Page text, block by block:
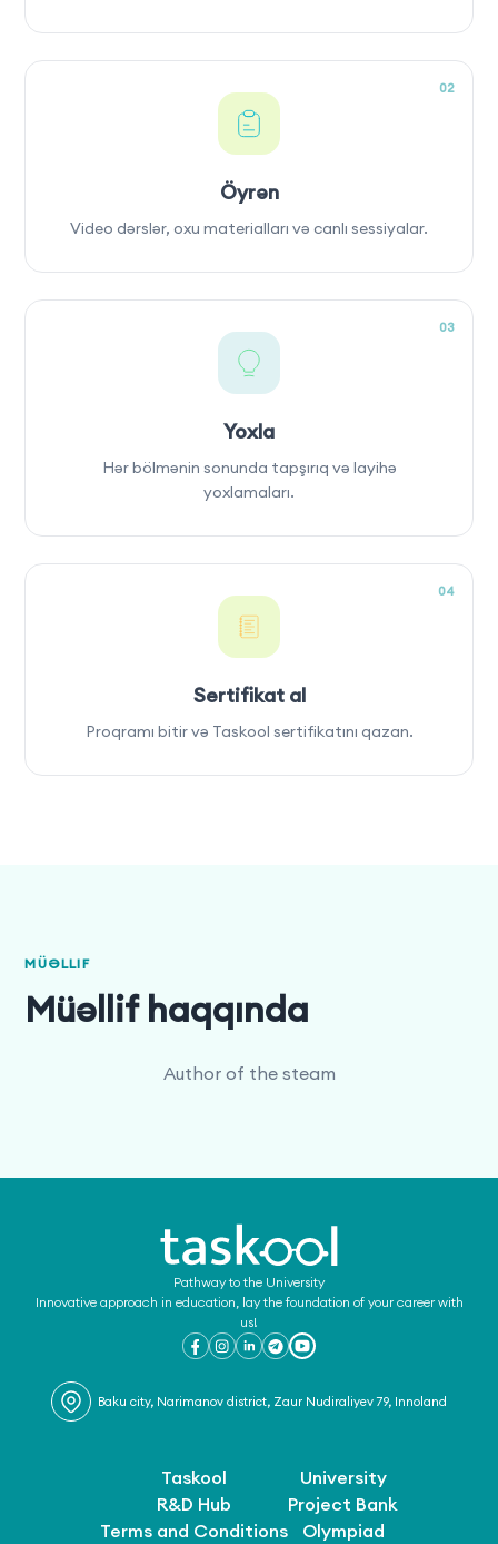
02
Öyrən
Video dərslər, oxu materialları və canlı sessiyalar.
03
Yoxla
Hər bölmənin sonunda tapşırıq və layihə
yoxlamaları.
04
Sertifikat al
Proqramı bitir və Taskool sertifikatını qazan.
MÜƏLLIF
Müəllif haqqında
Author of the steam
Pathway to the University
Innovative approach in education, lay the foundation of your career with
us!
Baku city, Narimanov district, Zaur Nudiraliyev 79, Innoland
Taskool
R&D Hub
Terms and Conditions
University
Project Bank
Olympiad